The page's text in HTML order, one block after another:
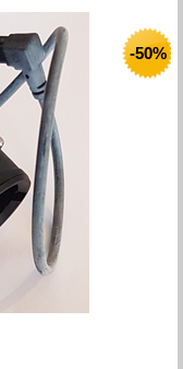
-50%